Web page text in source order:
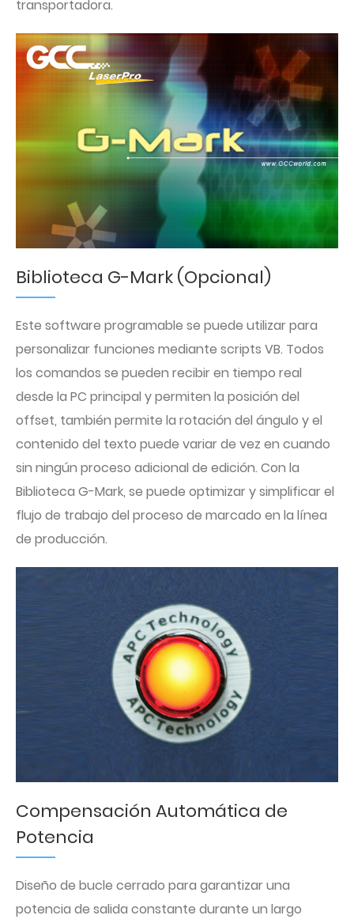
transportadora.
Biblioteca G-Mark (Opcional)
Este software programable se puede utilizar para
personalizar funciones mediante scripts VB. Todos
los comandos se pueden recibir en tiempo real
desde la PC principal y permiten la posición del
offset, también permite la rotación del ángulo y el
contenido del texto puede variar de vez en cuando
sin ningún proceso adicional de edición. Con la
Biblioteca G-Mark, se puede optimizar y simplificar el
flujo de trabajo del proceso de marcado en la línea
de producción.
Compensación Automática de
Potencia
Diseño de bucle cerrado para garantizar una
potencia de salida constante durante un largo